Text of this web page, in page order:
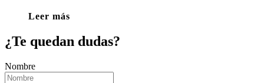
Leer más
¿Te quedan dudas?
Nombre